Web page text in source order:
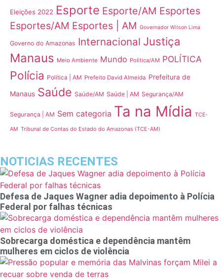
Eleições 2022 Esporte Esporte/AM Esportes
Esportes/AM Esportes | AM Governador Wilson Lima
Governo do Amazonas Internacional Justiça
Manaus Meio Ambiente Mundo Politica/AM POLÍTICA
Polícia Política | AM Prefeito David Almeida Prefeitura de
Manaus Saúde Saúde/AM Saúde | AM Segurança/AM
Segurança | AM Sem categoria Ta na Mídia TCE-
AM Tribunal de Contas do Estado do Amazonas (TCE-AM)
NOTICIAS RECENTES
Defesa de Jaques Wagner adia depoimento à Polícia
Federal por falhas técnicas
Sobrecarga doméstica e dependência mantêm
mulheres em ciclos de violência